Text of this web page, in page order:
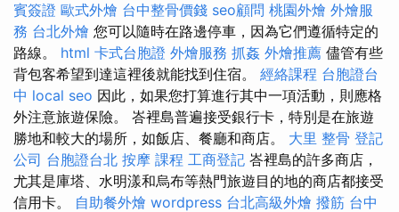
賓簽證 歐式外燴 台中整骨價錢 seo顧問 桃園外燴 外燴服
務 台北外燴 您可以隨時在路邊停車，因為它們遵循特定的
路線。 html 卡式台胞證 外燴服務 抓姦 外燴推薦 儘管有些
背包客希望到達這裡後就能找到住宿。 經絡課程 台胞證台
中 local seo 因此，如果您打算進行其中一項活動，則應格
外注意旅遊保險。 峇裡島普遍接受銀行卡，特別是在旅遊
勝地和較大的場所，如飯店、餐廳和商店。 大里 整骨 登記
公司 台胞證台北 按摩 課程 工商登記 峇裡島的許多商店，
尤其是庫塔、水明漾和烏布等熱門旅遊目的地的商店都接受
信用卡。 自助餐外燴 wordpress 台北高級外燴 撥筋 台中